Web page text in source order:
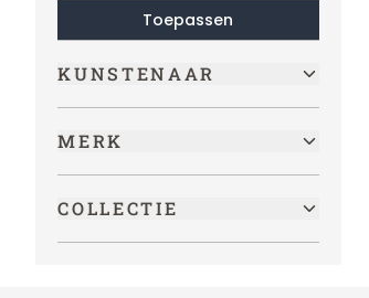
Toepassen
KUNSTENAAR
MERK
COLLECTIE